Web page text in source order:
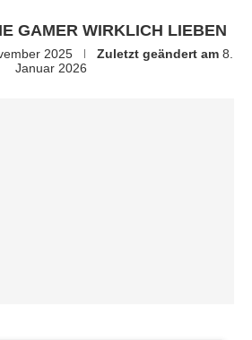
GAMER WIRKLICH LIEBEN
2025 Zuletzt geändert am 8.
Januar 2026